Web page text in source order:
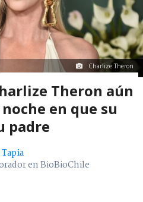
Charlize Theron
Theron aún
en que su
padre
en BioBioChile